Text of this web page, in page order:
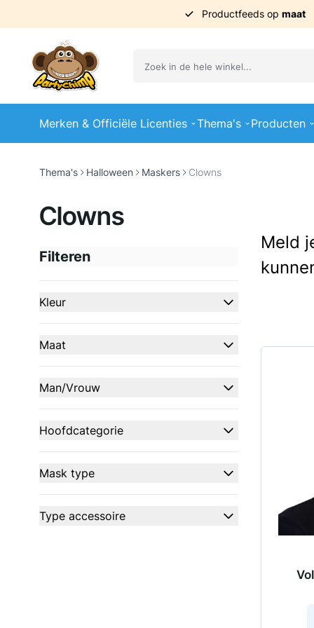
Productfeeds op maat
Merken & Officiële Licenties Thema's Producten
Thema's Halloween Maskers Clowns
Clowns
Filteren
Kleur
Maat
Man/Vrouw
Hoofdcategorie
Mask type
Type accessoire
Meld